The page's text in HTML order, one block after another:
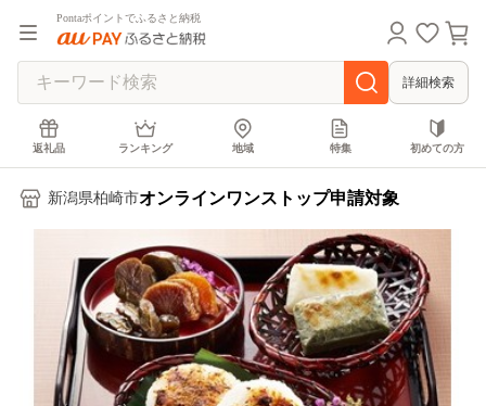
Pontaポイントでふるさと納税
詳細検索
返礼品 ランキング 地域 特集 初めての方
新潟県柏崎市オンラインワンストップ申請対象